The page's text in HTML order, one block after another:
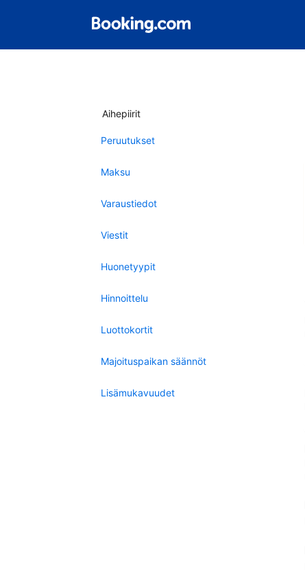
Aihepiirit
Peruutukset
Maksu
Varaustiedot
Viestit
Huonetyypit
Hinnoittelu
Luottokortit
Majoituspaikan säännöt
Lisämukavuudet